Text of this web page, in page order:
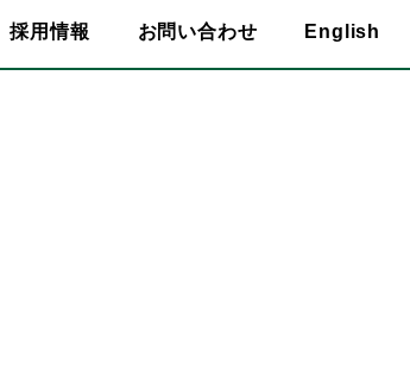
採用情報 お問い合わせ English